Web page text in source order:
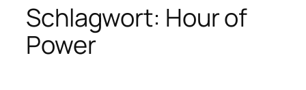
Schlagwort: Hour of
Power